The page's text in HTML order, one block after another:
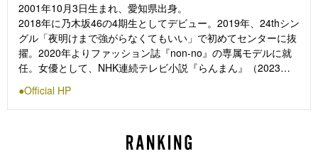
2001年10月3日生まれ、愛知県出身。
2018年に乃木坂46の4期生としてデビュー。2019年、24thシン
グル「夜明けまで強がらなくてもいい」で初めてセンターに抜
擢。2020年よりファッション誌『non-no』の専属モデルに就
任。女優として、NHK連続テレビ小説『らんまん』（2023
主演）などに出演。2024年に37thシングル『歩道橋』で3度目
の単独センターを務めた。
Official HP